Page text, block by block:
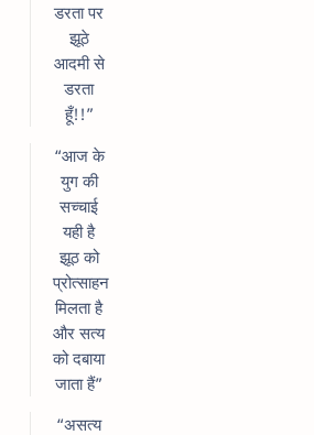
डरता पर
झूठे
आदमी से
डरता
हूँ!!”
“आज के
युग की
सच्चाई
यही है
झूठ को
प्रोत्साहन
मिलता है
और सत्य
को दबाया
जाता हैं”
“असत्य